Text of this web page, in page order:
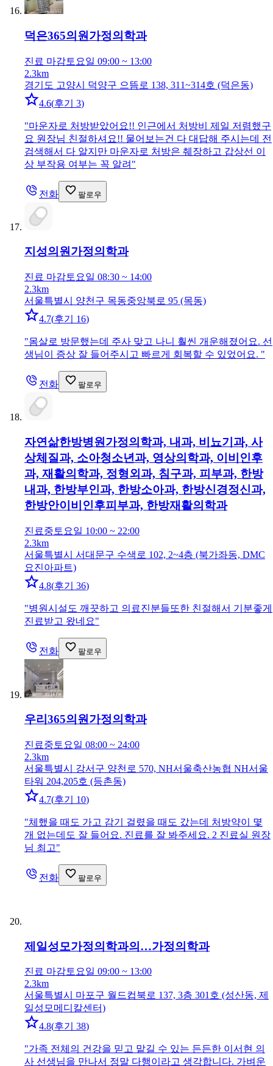
덕은365의원 가정의학과
진료 마감토요일 09:00 ~ 13:00
2.3km
경기도 고양시 덕양구 으뜸로 138, 311~314호 (덕은동)
4.6(후기 3)
"마운자로 처방받았어요!! 인근에서 처방비 제일 저렴했구
요 원장님 친절하셔요!! 물어보는건 다 대답해 주시는데 전
검색해서 다 알지만 마운자로 처방은 췌장하고 갑상선 이
상 부작용 여부는 꼭 알려 "
전화 팔로우
지성의원가정의학과
진료 마감토요일 08:30 ~ 14:00
2.3km
서울특별시 양천구 목동중앙북로 95 (목동)
4.7(후기 16)
"몸살로 방문했는데 주사 맞고 나니 훨씬 개운해졌어요. 선
생님이 증상 잘 들어주시고 빠르게 회복할 수 있었어요. "
전화 팔로우
자연삶한방병원 가정의학과, 내과, 비뇨기과, 사
상체질과, 소아청소년과, 영상의학과, 이비인후
과, 재활의학과, 정형외과, 침구과, 피부과, 한방
내과, 한방부인과, 한방소아과, 한방신경정신과,
한방안이비인후피부과, 한방재활의학과
진료중 토요일 10:00 ~ 22:00
2.3km
서울특별시 서대문구 수색로 102, 2~4층 (북가좌동, DMC
요진아파트)
4.8(후기 36)
"병원시설도 깨끗하고 의료진분들또한 친절해서 기분좋게
진료받고 왔네요"
전화 팔로우
우리365의원가정의학과
진료중 토요일 08:00 ~ 24:00
2.3km
서울특별시 강서구 양천로 570, NH서울축산농협 NH서울
타워 204,205호 (등촌동)
4.7(후기 10)
"체했을 때도 가고 감기 걸렸을 때도 갔는데 처방약이 몇
개 없는데도 잘 들어요. 진료를 잘 봐주세요. 2 진료실 원장
님 최고"
전화 팔로우
제일성모가정의학과의…가정의학과
진료 마감토요일 09:00 ~ 13:00
2.3km
서울특별시 마포구 월드컵북로 137, 3층 301호 (성산동, 제
일성모메디칼센터)
4.8(후기 38)
"가족 전체의 건강을 믿고 맡길 수 있는 든든한 이서현 의
사 선생님을 만나서 정말 다행이라고 생각합니다. 가벼운